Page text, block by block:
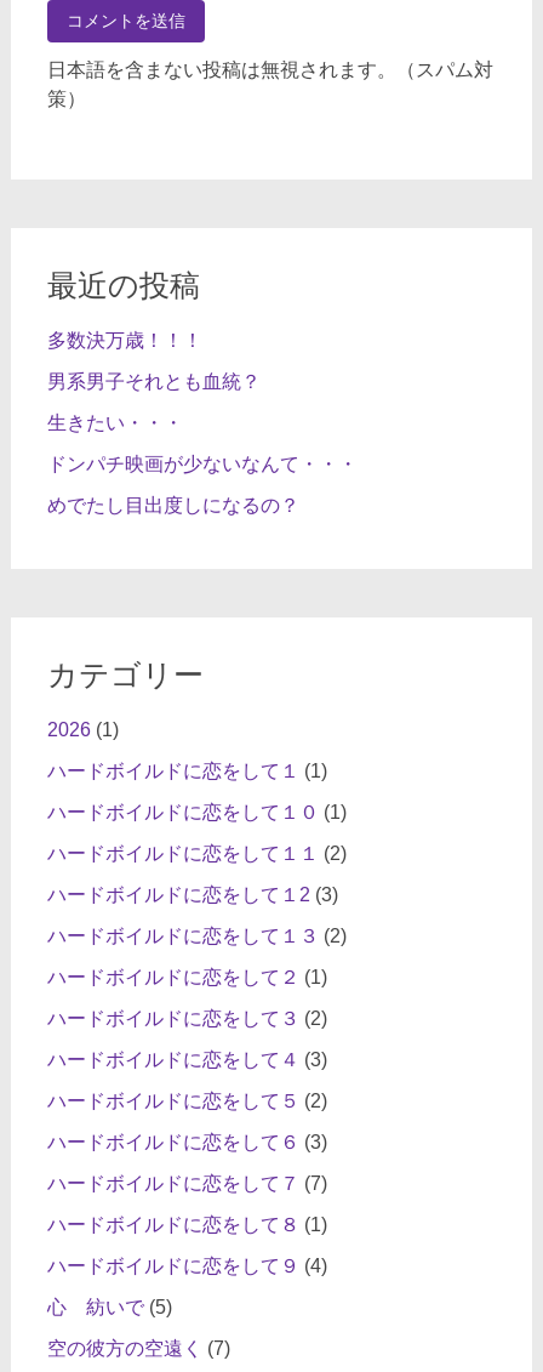
日本語を含まない投稿は無視されます。（スパム対
策）
最近の投稿
多数決万歳！！！
男系男子それとも血統？
生きたい・・・
ドンパチ映画が少ないなんて・・・
めでたし目出度しになるの？
カテゴリー
2026(1)
ハードボイルドに恋をして１
(1)
ハードボイルドに恋をして１０ (1)
ハードボイルドに恋をして１１
(2)
ハードボイルドに恋をして１2 (3)
ハードボイルドに恋をして１３ (2)
ハードボイルドに恋をして２ (1)
ハードボイルドに恋をして３ (2)
ハードボイルドに恋をして４ (3)
ハードボイルドに恋をして５ (2)
ハードボイルドに恋をして６ (3)
ハードボイルドに恋をして７ (7)
ハードボイルドに恋をして８ (1)
ハードボイルドに恋をして９ (4)
心 紡いで(5)
空の彼方の空遠く
(7)